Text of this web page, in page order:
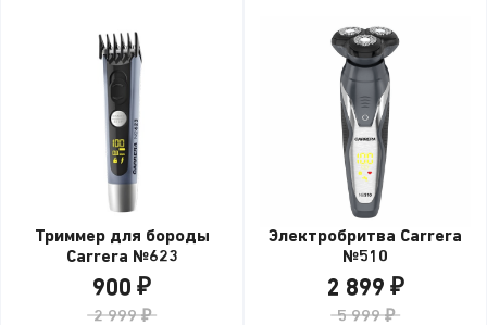
Триммер для бороды
Carrera №623
900 ₽
2 999 ₽
Электробритва Carrera
№510
2 899 ₽
5 999 ₽